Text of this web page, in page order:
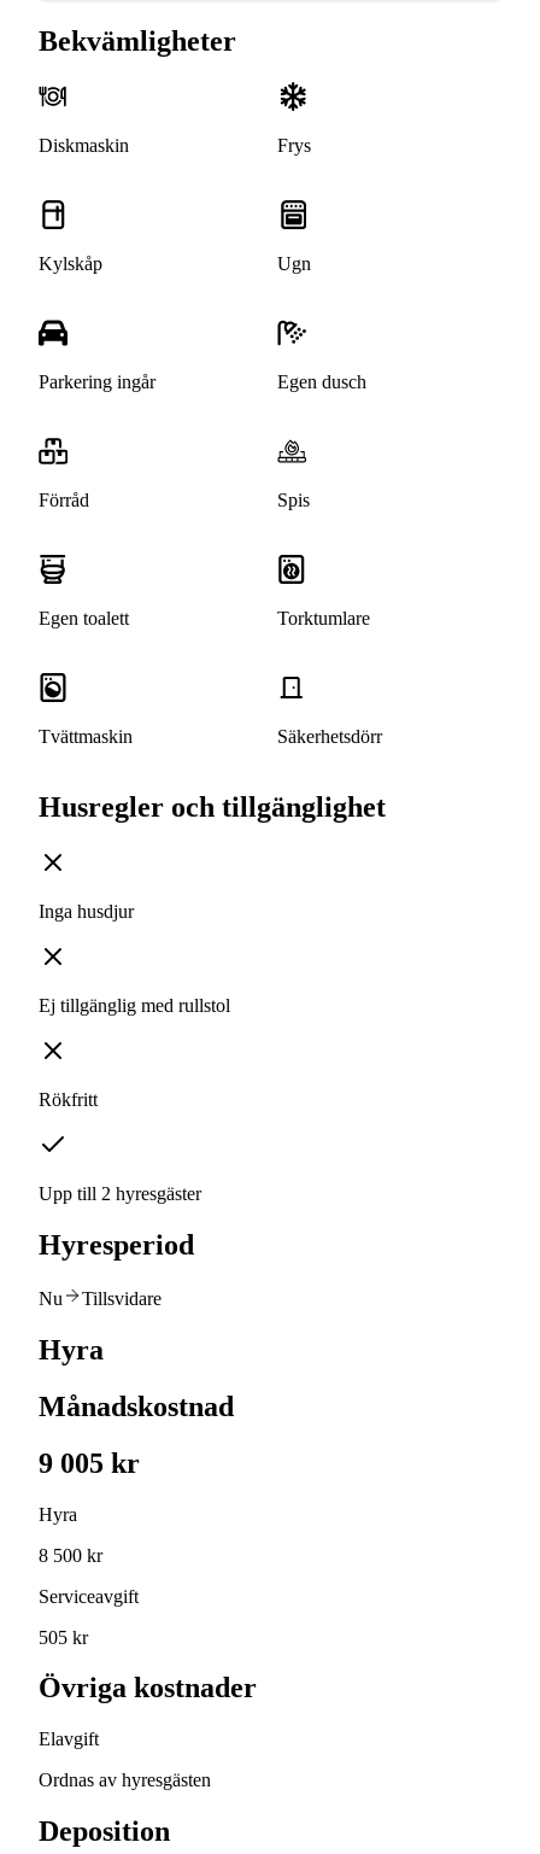
Bekvämligheter
Diskmaskin Frys
Kylskåp Ugn
Parkering ingår Egen dusch
Förråd Spis
Egen toalett Torktumlare
Tvättmaskin Säkerhetsdörr
Husregler och tillgänglighet
Inga husdjur
Ej tillgänglig med rullstol
Rökfritt
Upp till 2 hyresgäster
Hyresperiod
Nu Tillsvidare
Hyra
Månadskostnad
9 005 kr
Hyra
8 500 kr
Serviceavgift
505 kr
Övriga kostnader
Elavgift
Ordnas av hyresgästen
Deposition